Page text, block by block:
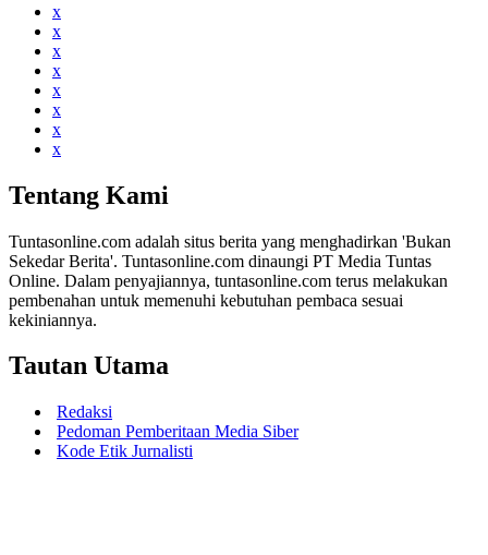
x
x
x
x
x
x
x
x
Tentang Kami
Tuntasonline.com adalah situs berita yang menghadirkan 'Bukan
Sekedar Berita'. Tuntasonline.com dinaungi PT Media Tuntas
Online. Dalam penyajiannya, tuntasonline.com terus melakukan
pembenahan untuk memenuhi kebutuhan pembaca sesuai
kekiniannya.
Tautan Utama
Redaksi
Pedoman Pemberitaan Media Siber
Kode Etik Jurnalisti